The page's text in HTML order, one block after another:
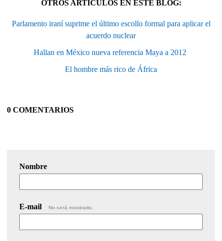
OTROS ARTÍCULOS EN ESTE BLOG:
Parlamento iraní suprime el último escollo formal para aplicar el
acuerdo nuclear
Hallan en México nueva referencia Maya a 2012 ‎
El hombre más rico de África
0 COMENTARIOS
Nombre
E-mail No será mostrado.